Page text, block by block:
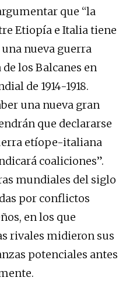
que “la
Etiopía e Italia tiene
nueva guerra
los Balcanes en
de 1914-1918.
una nueva gran
que declararse
etíope-italiana
coaliciones”.
mundiales del siglo
por conflictos
en los que
rivales midieron sus
potenciales antes